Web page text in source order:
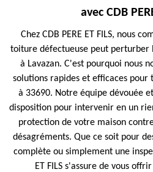
avec CDB
Chez CDB PERE ET FILS, nous
toiture défectueuse peut
à Lavazan. C'est pourquoi nous
solutions rapides et efficaces pour
à 33690. Notre équipe dévouée
disposition pour intervenir en un
protection de votre maison
désagréments. Que ce soit pour
complète ou simplement une
ET FILS s'assure de vous